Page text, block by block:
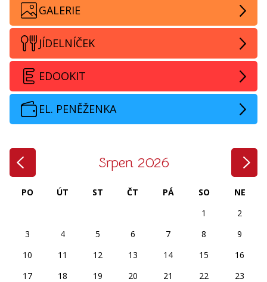
GALERIE
JÍDELNÍČEK
EDOOKIT
EL. PENĚŽENKA
Srpen 2026
PO ÚT ST ČT PÁ SO
NE
1
2
3
4 5 6 7 8
9
10
11 12 13 14 15
16
17
18 19 20 21 22
23